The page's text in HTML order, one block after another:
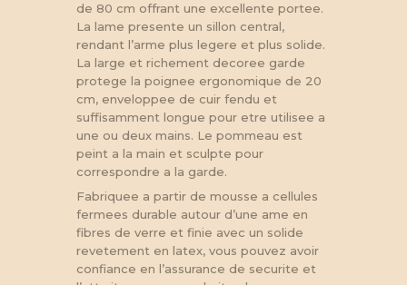
de 80 cm offrant une excellente portee.
La lame presente un sillon central,
rendant l’arme plus legere et plus solide.
La large et richement decoree garde
protege la poignee ergonomique de 20
cm, enveloppee de cuir fendu et
suffisamment longue pour etre utilisee a
une ou deux mains. Le pommeau est
peint a la main et sculpte pour
correspondre a la garde.
Fabriquee a partir de mousse a cellules
fermees durable autour d’une ame en
fibres de verre et finie avec un solide
revetement en latex, vous pouvez avoir
confiance en l’assurance de securite et